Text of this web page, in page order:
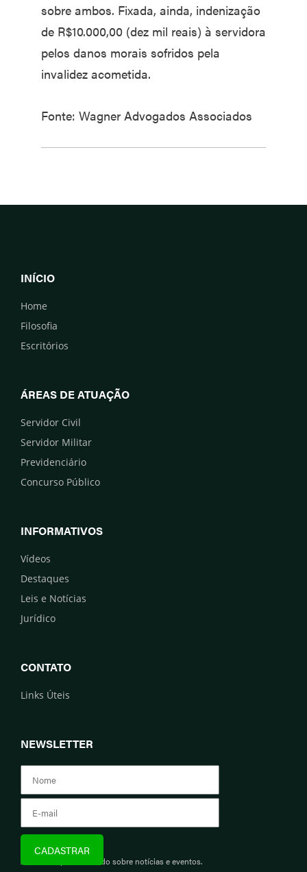
sobre ambos. Fixada, ainda, indenização
de R$10.000,00 (dez mil reais) à servidora
pelos danos morais sofridos pela
invalidez acometida.
Fonte: Wagner Advogados Associados
INÍCIO
Home
Filosofia
Escritórios
ÁREAS DE ATUAÇÃO
Servidor Civil
Servidor Militar
Previdenciário
Concurso Público
INFORMATIVOS
Vídeos
Destaques
Leis e Notícias
Jurídico
CONTATO
Links Úteis
NEWSLETTER
Assine e fique informado sobre notícias e eventos.